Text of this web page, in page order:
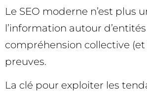
Le SEO moderne n’est
l’information autour
compréhension collective
preuves.
La clé pour exploiter les